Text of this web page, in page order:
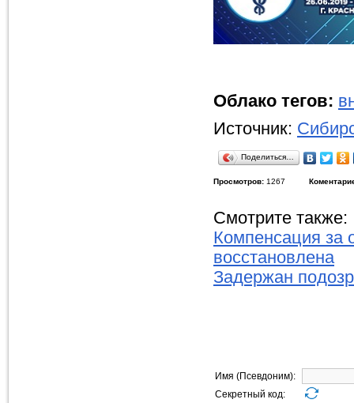
Облако тегов:
Источник:
Поделиться…
Просмотров: 1267
Смотрите также:
Компенсация за
восстановлена
Задержан
Имя (Псевдоним):
Секретный код: